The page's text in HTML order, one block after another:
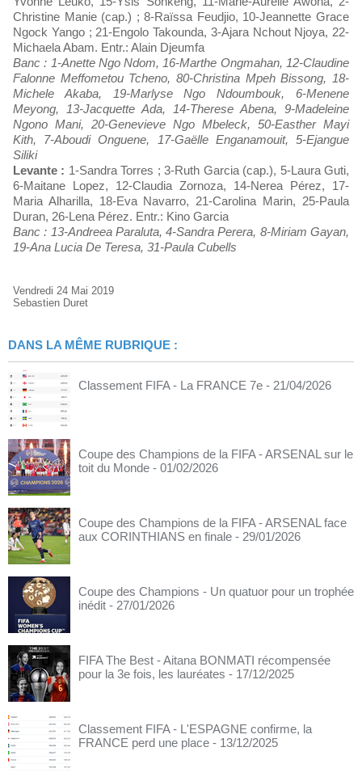
Christine Manie (cap.) ; 8-Raïssa Feudjio, 10-Jeannette Grace
Ngock Yango ; 21-Engolo Takounda, 3-Ajara Nchout Njoya, 22-
Michaela Abam. Entr.: Alain Djeumfa
Banc : 1-Anette Ngo Ndom, 16-Marthe Ongmahan, 12-Claudine
Falonne Meffometou Tcheno, 80-Christina Mpeh Bissong, 18-
Michele Akaba, 19-Marlyse Ngo Ndoumbouk, 6-Menene
Meyong, 13-Jacquette Ada, 14-Therese Abena, 9-Madeleine
Ngono Mani, 20-Genevieve Ngo Mbeleck, 50-Easther Mayi
Kith, 7-Aboudi Onguene, 17-Gaëlle Enganamouit, 5-Ejangue
Siliki
Levante : 1-Sandra Torres ; 3-Ruth Garcia (cap.), 5-Laura Guti,
6-Maitane Lopez, 12-Claudia Zornoza, 14-Nerea Pérez, 17-
Maria Alharilla, 18-Eva Navarro, 21-Carolina Marin, 25-Paula
Duran, 26-Lena Pérez. Entr.: Kino Garcia
Banc : 13-Andreea Paraluta, 4-Sandra Perera, 8-Miriam Gayan,
19-Ana Lucia De Teresa, 31-Paula Cubells
Vendredi 24 Mai 2019
Sebastien Duret
DANS LA MÊME RUBRIQUE :
Classement FIFA - La FRANCE 7e - 21/04/2026
Coupe des Champions de la FIFA - ARSENAL sur le
toit du Monde - 01/02/2026
Coupe des Champions de la FIFA - ARSENAL face
aux CORINTHIANS en finale - 29/01/2026
Coupe des Champions - Un quatuor pour un trophée
inédit - 27/01/2026
FIFA The Best - Aitana BONMATI récompensée
pour la 3e fois, les lauréates - 17/12/2025
Classement FIFA - L'ESPAGNE confirme, la
FRANCE perd une place - 13/12/2025